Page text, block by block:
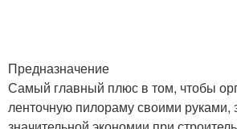
Предназначение
Самый главный плюс в том, чтобы
ленточную пилораму своими руками,